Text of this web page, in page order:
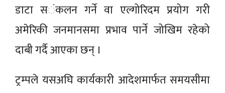
डाटा स‌‌ंकलन गर्ने वा एल्गोरिदम प्रयोग गरी
अमेरिकी जनमानसमा प्रभाव पार्ने जोखिम रहेको
दाबी गर्दै आएका छन् ।
ट्रम्पले यसअघि कार्यकारी आदेशमार्फत समयसीमा